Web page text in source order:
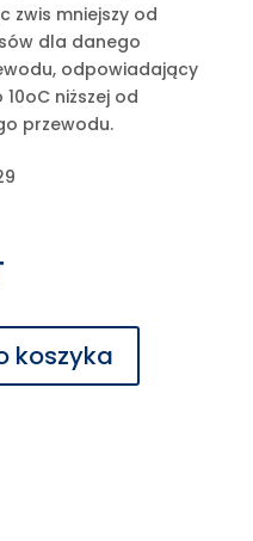
zwis mniejszy od
dla danego
odpowiadający
niższej od
przewodu.
koszyka